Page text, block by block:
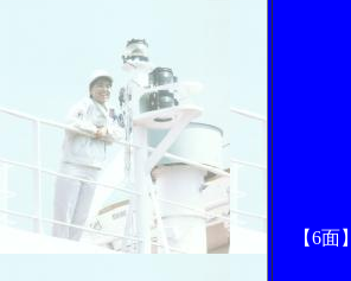
【6面】